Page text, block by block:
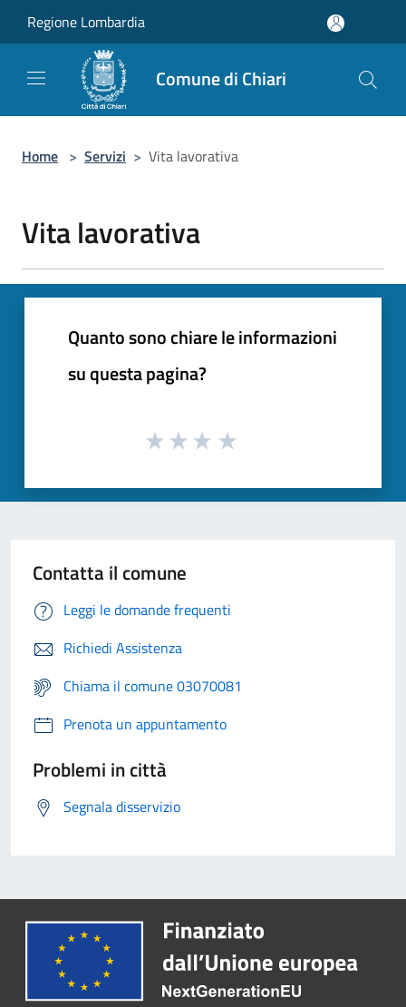
Regione Lombardia
Comune di Chiari
Home > Servizi > Vita lavorativa
Vita lavorativa
Quanto sono chiare le informazioni
su questa pagina?
Contatta il comune
Leggi le domande frequenti
Richiedi Assistenza
Chiama il comune 03070081
Prenota un appuntamento
Problemi in città
Segnala disservizio